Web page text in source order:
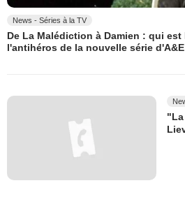
News - Séries à la TV
De La Malédiction à Damien : qui est
l'antihéros de la nouvelle série